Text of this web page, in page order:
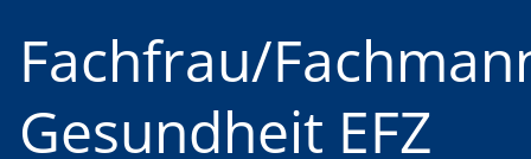
Fachfrau/
Gesundheit EFZ